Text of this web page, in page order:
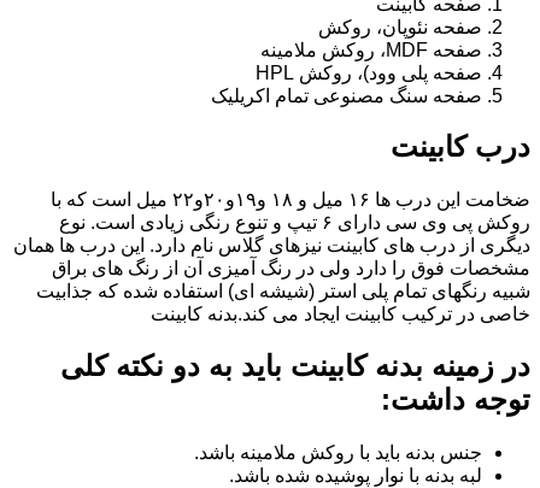
صفحه نئوپان، روکش
صفحه MDF، روکش ملامینه
صفحه پلی وود)، روکش HPL
صفحه سنگ مصنوعی تمام اکریلیک
درب کابینت
ضخامت این درب ها ۱۶ میل و ۱۸ و١٩و٢٠و٢٢ میل است که با
روکش پی وی سی دارای ۶ تیپ و تنوع رنگی زیادی است. نوع
دیگری از درب های کابینت نیزهای گلاس نام دارد. این درب ها همان
مشخصات فوق را دارد ولی در رنگ آمیزی آن از رنگ های براق
شبیه رنگهای تمام پلی استر (شیشه ای) استفاده شده که جذابیت
خاصی در ترکیب کابینت ایجاد می کند.بدنه کابینت
در زمینه بدنه کابینت باید به دو نکته کلی
توجه داشت:
جنس بدنه باید با روکش ملامینه باشد.
لبه بدنه با نوار پوشیده شده باشد.